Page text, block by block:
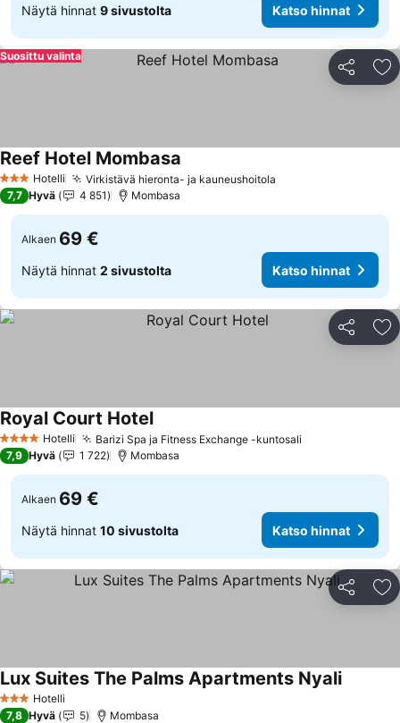
Näytä hinnat 9 sivustolta Katso hinnat
Jaa
Suosittu valinta
3 Tähtiluokitus
Hotelli Virkistävä hieronta- ja kauneushoitola
Reef Hotel Mombasa
7,7 Hyvä 4 851 Mombasa
Alkaen 69 €
Näytä hinnat 2 sivustolta Katso hinnat
Jaa
4 Tähtiluokitus
Hotelli Barizi Spa ja Fitness Exchange -kuntosali
Royal Court HotelKatso hinnat
7,9 Hyvä 1 722 Mombasa
Alkaen 69 €
Näytä hinnat 10 sivustolta Katso hinnat
Jaa
3 Tähtiluokitus
Hotelli
Lux Suites The Palms Apartments NyaliKatso
7,8 Hyvä 5 Mombasa